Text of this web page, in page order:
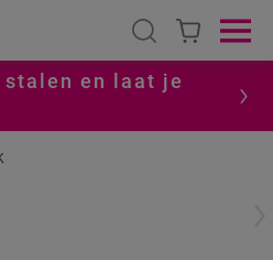
Open search
en laat je